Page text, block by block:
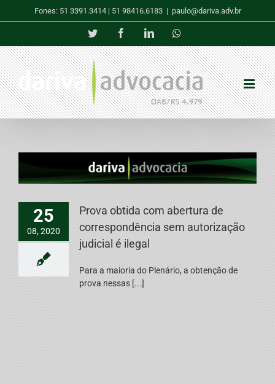
Fones: 51 3391.3414 | 51 98416.6183 | paulo@dariva.adv.br
Twitter FacebookLinkedIn
25
08, 2020
Prova obtida com abertura de
correspondência sem autorização
judicial é ilegal
Para a maioria do Plenário, a obtenção de
prova nessas [...]